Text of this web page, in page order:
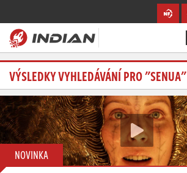
Magazín
Recenze
Videa
Soutěže
VÝSLEDKY VYHLEDÁVÁNÍ PRO "SENUA"
NOVINKA